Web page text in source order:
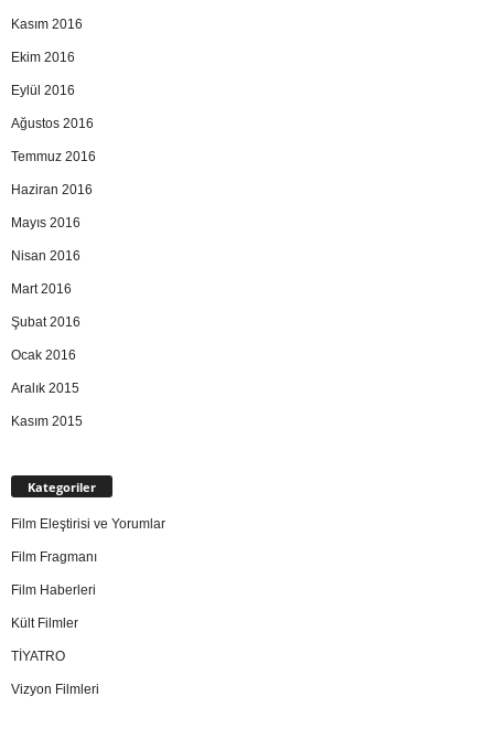
Kasım 2016
Ekim 2016
Eylül 2016
Ağustos 2016
Temmuz 2016
Haziran 2016
Mayıs 2016
Nisan 2016
Mart 2016
Şubat 2016
Ocak 2016
Aralık 2015
Kasım 2015
Kategoriler
Film Eleştirisi ve Yorumlar
Film Fragmanı
Film Haberleri
Kült Filmler
TİYATRO
Vizyon Filmleri